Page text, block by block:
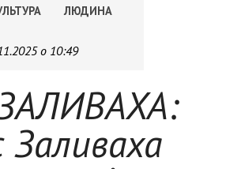
ЛЮДИНА
о 10:49